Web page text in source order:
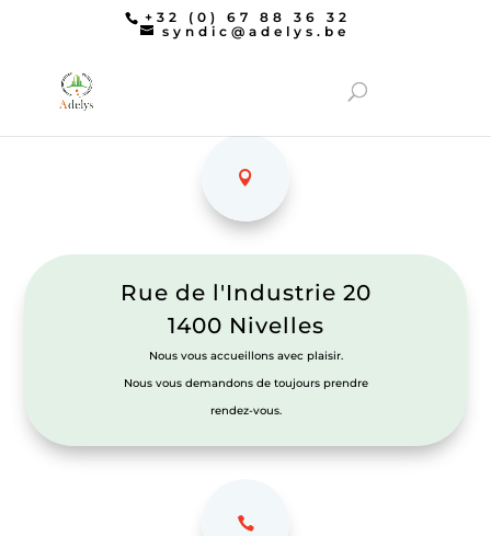
+32 (0) 67 88 36 32
syndic@adelys.be
Rue de l'Industrie 20
1400 Nivelles
Nous vous accueillons avec plaisir.
Nous vous demandons de toujours prendre
rendez-vous.